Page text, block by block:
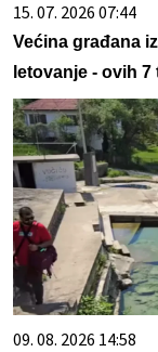
15. 07. 2026 07:44
Većina građana
letovanje - ovih
09. 08. 2026 14:58